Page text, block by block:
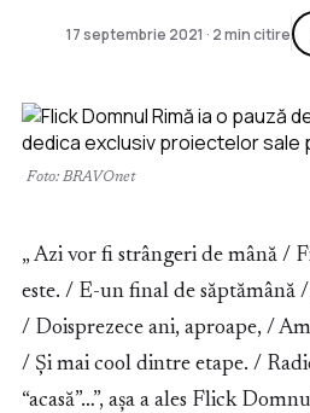
17 septembrie 2021 · 2 min citire
Foto: BRAVOnet
„ Azi vor fi strângeri de mână /
este. / E-un final de săptămână
/ Doisprezece ani, aproape, /
/ Și mai cool dintre etape. /
“acasă”…”, așa a ales Flick